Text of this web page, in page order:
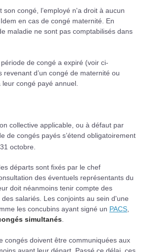
son congé, l’employé n'a droit à aucun
en cas de congé maternité. En
maladie ne sont pas comptabilisés dans
de congé a expiré (voir ci-
revenant d’un congé de maternité ou
congé payé annuel.
collective applicable, ou à défaut par
de congés payés s’étend obligatoirement
octobre.
départs sont fixés par le chef
des éventuels représentants du
doit néanmoins tenir compte des
salariés. Les conjoints au sein d'une
les concubins ayant signé un PACS,
simultanés.
congés doivent être communiquées aux